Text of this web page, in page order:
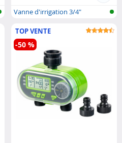
Vanne d'irrigation 3/4"
TOP VENTE
-50 %